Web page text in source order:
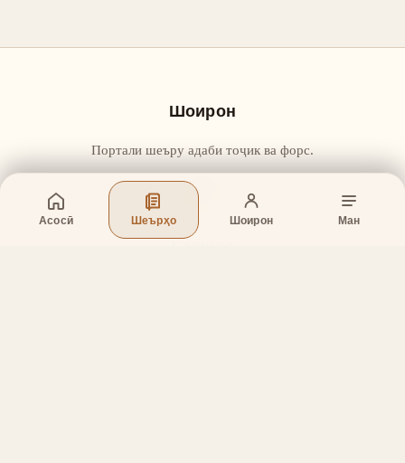
Асосӣ Шеърҳо Шоирон Ман
Шоирон
Портали шеъру адаби тоҷик ва форс.